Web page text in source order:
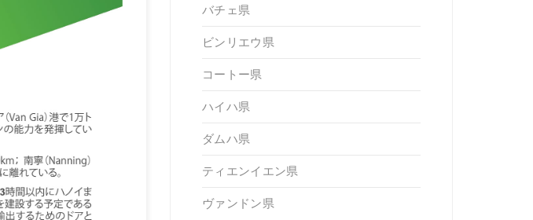
バチェ県
ビンリエウ県
コートー県
ハイハ県
ダムハ県
ティエンイエン県
ヴァンドン県